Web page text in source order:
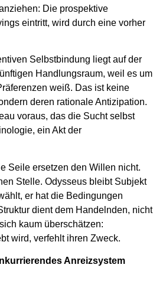
Die prospektive
eintritt, wird durch eine vorher
Selbstbindung liegt auf der
Handlungsraum, weil es um
weiß. Das ist keine
deren rationale Antizipation.
voraus, das die Sucht selbst
ein Akt der
Seile ersetzen den Willen nicht.
Stelle. Odysseus bleibt Subjekt
er hat die Bedingungen
dient dem Handelnden, nicht
kaum überschätzen:
wird, verfehlt ihren Zweck.
Anreizsystem